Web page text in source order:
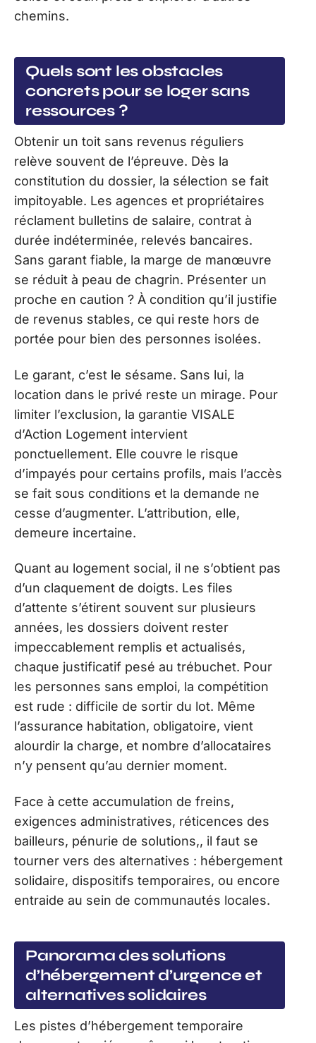
chemins.
Quels sont les obstacles
concrets pour se loger sans
ressources ?
Obtenir un toit sans revenus réguliers
relève souvent de l’épreuve. Dès la
constitution du dossier, la sélection se fait
impitoyable. Les agences et propriétaires
réclament bulletins de salaire, contrat à
durée indéterminée, relevés bancaires.
Sans garant fiable, la marge de manœuvre
se réduit à peau de chagrin. Présenter un
proche en caution ? À condition qu’il justifie
de revenus stables, ce qui reste hors de
portée pour bien des personnes isolées.
Le garant, c’est le sésame. Sans lui, la
location dans le privé reste un mirage. Pour
limiter l’exclusion, la garantie VISALE
d’Action Logement intervient
ponctuellement. Elle couvre le risque
d’impayés pour certains profils, mais l’accès
se fait sous conditions et la demande ne
cesse d’augmenter. L’attribution, elle,
demeure incertaine.
Quant au logement social, il ne s’obtient pas
d’un claquement de doigts. Les files
d’attente s’étirent souvent sur plusieurs
années, les dossiers doivent rester
impeccablement remplis et actualisés,
chaque justificatif pesé au trébuchet. Pour
les personnes sans emploi, la compétition
est rude : difficile de sortir du lot. Même
l’assurance habitation, obligatoire, vient
alourdir la charge, et nombre d’allocataires
n’y pensent qu’au dernier moment.
Face à cette accumulation de freins,
exigences administratives, réticences des
bailleurs, pénurie de solutions,, il faut se
tourner vers des alternatives : hébergement
solidaire, dispositifs temporaires, ou encore
entraide au sein de communautés locales.
Panorama des solutions
d’hébergement d’urgence et
alternatives solidaires
Les pistes d’hébergement temporaire